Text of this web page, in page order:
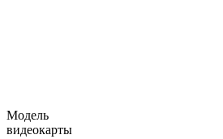
Модель
видеокарты